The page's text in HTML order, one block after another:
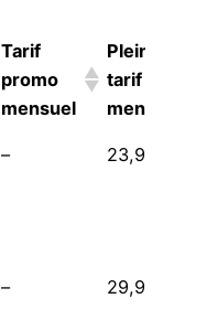
Tarif
promo
mensuel
Plein
tarif
mensuel
Plein
– 23,99€
– 29,99€